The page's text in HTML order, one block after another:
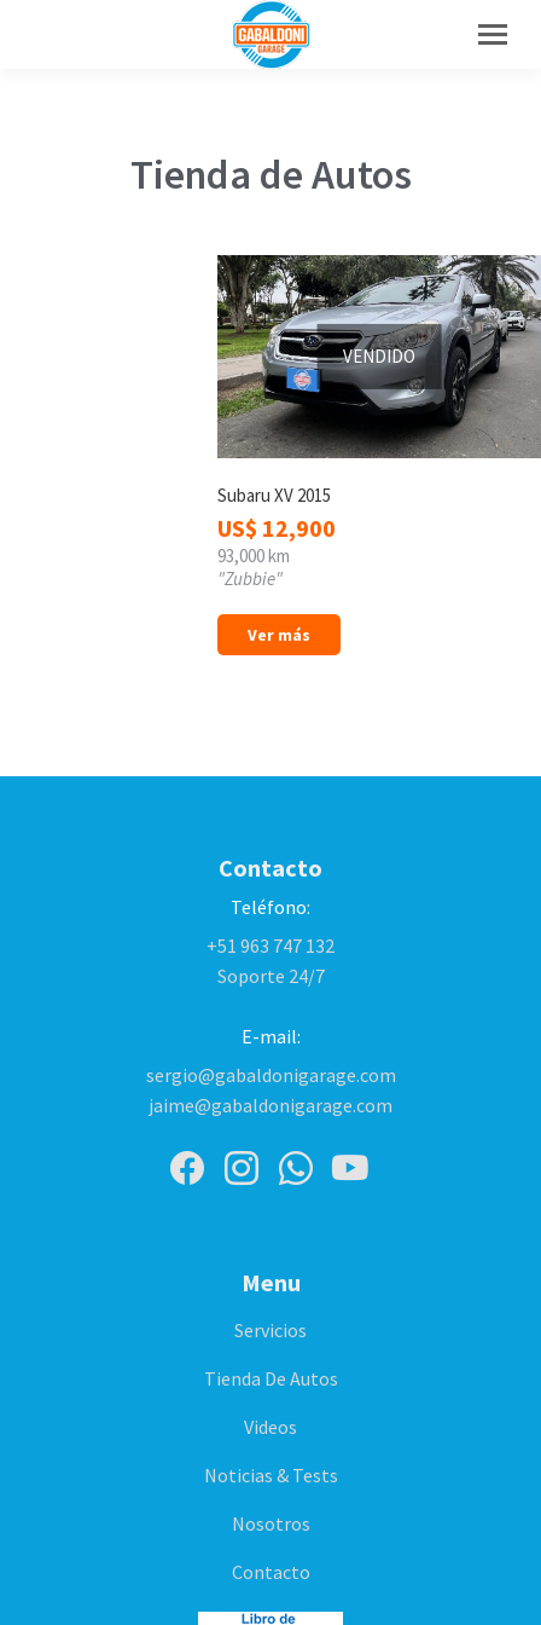
Tienda de Autos
VENDIDO
Subaru XV 2015
US$ 12,900
93,000 km
"Zubbie"
Ver más
Contacto
Teléfono:
+51 963 747 132
Soporte 24/7
E-mail:
sergio@gabaldonigarage.com
jaime@gabaldonigarage.com
Menu
Servicios
Tienda De Autos
Videos
Noticias & Tests
Nosotros
Contacto